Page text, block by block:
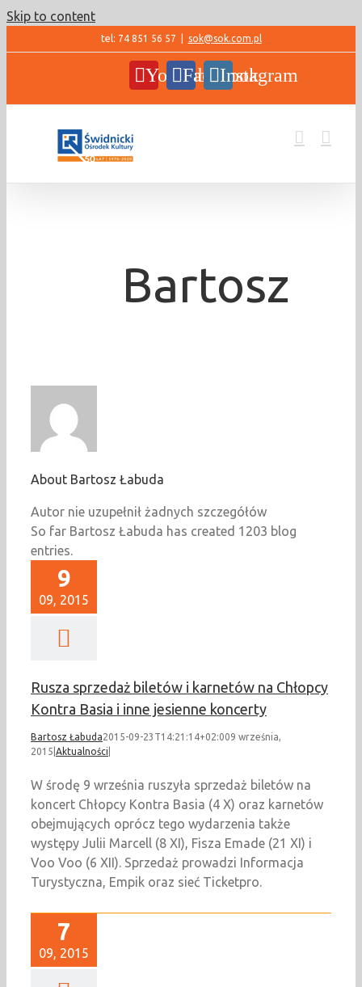
Skip to content
tel: 74 851 56 57 sok@sok.com.pl
YouTubeFacebookInstagram
Bartosz
About Bartosz Łabuda
Autor nie uzupełnił żadnych szczegółów
So far Bartosz Łabuda has created 1203 blog
entries.
9
09, 2015
Rusza sprzedaż biletów i karnetów na Chłopcy
Kontra Basia i inne jesienne koncerty
Bartosz Łabuda2015-09-23T14:21:14+02:009 września,
2015 Aktualności
W środę 9 września ruszyła sprzedaż biletów na
koncert Chłopcy Kontra Basia (4 X) oraz karnetów
obejmujących oprócz tego wydarzenia także
występy Julii Marcell (8 XI), Fisza Emade (21 XI) i
Voo Voo (6 XII). Sprzedaż prowadzi Informacja
Turystyczna, Empik oraz sieć Ticketpro.
7
09, 2015